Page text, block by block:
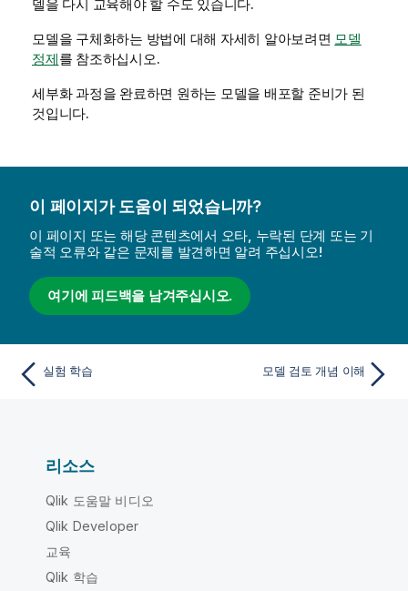
델을 다시 교육해야 할 수도 있습니다.
모델을 구체화하는 방법에 대해 자세히 알아보려면 모델
정제를 참조하십시오.
세부화 과정을 완료하면 원하는 모델을 배포할 준비가 된
것입니다.
이 페이지가 도움이 되었습니까?
이 페이지 또는 해당 콘텐츠에서 오타, 누락된 단계 또는 기
술적 오류와 같은 문제를 발견하면 알려 주십시오!
여기에 피드백을 남겨주십시오.
실험 학습 모델 검토 개념 이해
리소스
Qlik 도움말 비디오
Qlik Developer
교육
Qlik 학습